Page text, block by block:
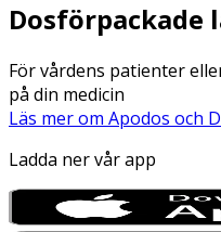
Dosförpackade
För vårdens patienter
på din medicin
Läs mer om Apodos och
Ladda ner vår app